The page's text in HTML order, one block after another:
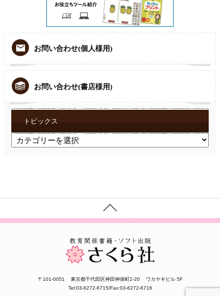
お問い合わせ(個人様用)
お問い合わせ(書店様用)
トピックス
ト
〒101-0051 東京都千代田区神田神保町2-20
ワカヤギビル 5F
Tel:03-6272-6715/Fax:03-6272-6716